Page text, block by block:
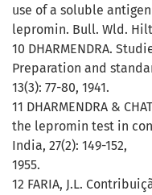
use of a soluble
lepromin. Bull. Wld.
10 DHARMENDRA.
Preparation and
13(3): 77-80, 1941.
11 DHARMENDRA &
the lepromin test in
India, 27(2): 149-152,
1955.
12 FARIA, J.L.